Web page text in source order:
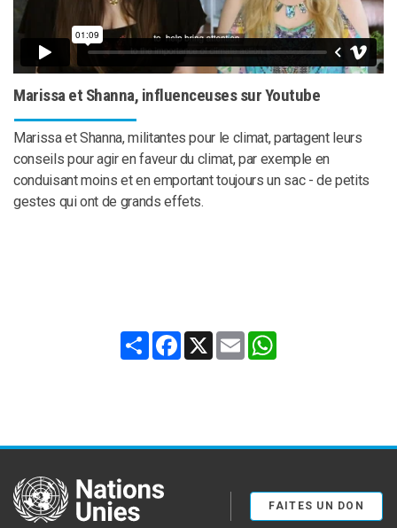
Marissa et Shanna, influenceuses sur Youtube
Marissa et Shanna, militantes pour le climat, partagent leurs
conseils pour agir en faveur du climat, par exemple en
conduisant moins et en emportant toujours un sac - de petits
gestes qui ont de grands effets.
Share Facebook
X Email
United Nations
FAITES UN DON